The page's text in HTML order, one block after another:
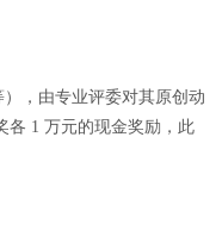
，由专业评委对其原创动
各 1 万元的现金奖励，此